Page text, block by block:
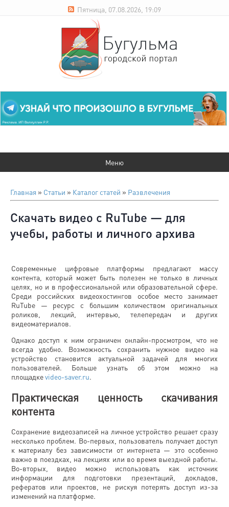
Пятница, 07.08.2026, 19:09
Главная » Статьи » Каталог статей » Развлечения
Скачать видео с RuTube — для
учебы, работы и личного архива
Современные цифровые платформы предлагают массу
контента, который может быть полезен не только в личных
целях, но и в профессиональной или образовательной сфере.
Среди российских видеохостингов особое место занимает
RuTube — ресурс с большим количеством оригинальных
роликов, лекций, интервью, телепередач и других
видеоматериалов.
Однако доступ к ним ограничен онлайн-просмотром, что не
всегда удобно. Возможность сохранить нужное видео на
устройство становится актуальной задачей для многих
пользователей. Больше узнать об этом можно на
площадкеvideo-saver.ru.
Практическая ценность скачивания
контента
Сохранение видеозаписей на личное устройство решает сразу
несколько проблем. Во-первых, пользователь получает доступ
к материалу без зависимости от интернета — это особенно
важно в поездках, на лекциях или во время выездной работы.
Во-вторых, видео можно использовать как источник
информации для подготовки презентаций, докладов,
рефератов или проектов, не рискуя потерять доступ из-за
изменений на платформе.